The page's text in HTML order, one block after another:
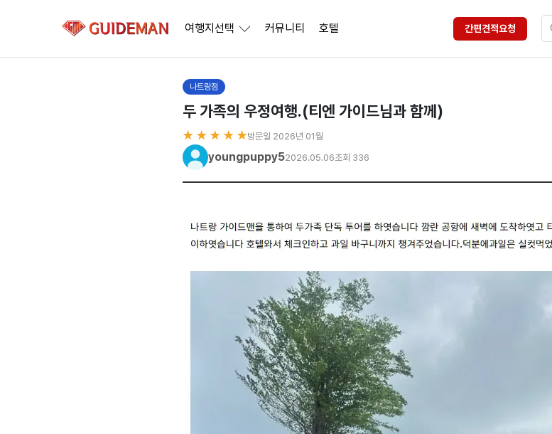
여행지선택 커뮤니티 호텔 간편견적요청
나트랑점
두 가족의 우정여행.(티엔 가이드님과 함께)
★ ★ ★ ★ ★방문일 2026년 01월
youngpuppy52026.05.06조회 336